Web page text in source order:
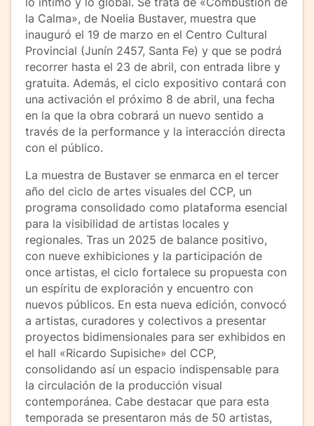
la Calma», de Noelia Bustaver, muestra que
inauguró el 19 de marzo en el Centro Cultural
Provincial (Junín 2457, Santa Fe) y que se podrá
recorrer hasta el 23 de abril, con entrada libre y
gratuita. Además, el ciclo expositivo contará con
una activación el próximo 8 de abril, una fecha
en la que la obra cobrará un nuevo sentido a
través de la performance y la interacción directa
con el público.
La muestra de Bustaver se enmarca en el tercer
año del ciclo de artes visuales del CCP, un
programa consolidado como plataforma esencial
para la visibilidad de artistas locales y
regionales. Tras un 2025 de balance positivo,
con nueve exhibiciones y la participación de
once artistas, el ciclo fortalece su propuesta con
un espíritu de exploración y encuentro con
nuevos públicos. En esta nueva edición, convocó
a artistas, curadores y colectivos a presentar
proyectos bidimensionales para ser exhibidos en
el hall «Ricardo Supisiche» del CCP,
consolidando así un espacio indispensable para
la circulación de la producción visual
contemporánea. Cabe destacar que para esta
temporada se presentaron más de 50 artistas,